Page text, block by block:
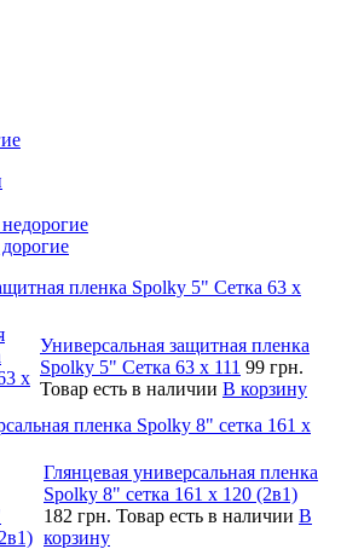
пленка Spolky 5" Сетка 63 x
Универсальная защитная пленка
Spolky 5" Сетка 63 x 111 99 грн.
Товар есть в наличии В корзину
пленка Spolky 8" сетка 161 х
Глянцевая универсальная пленка
Spolky 8" сетка 161 х 120 (2в1)
182 грн. Товар есть в наличии В
корзину